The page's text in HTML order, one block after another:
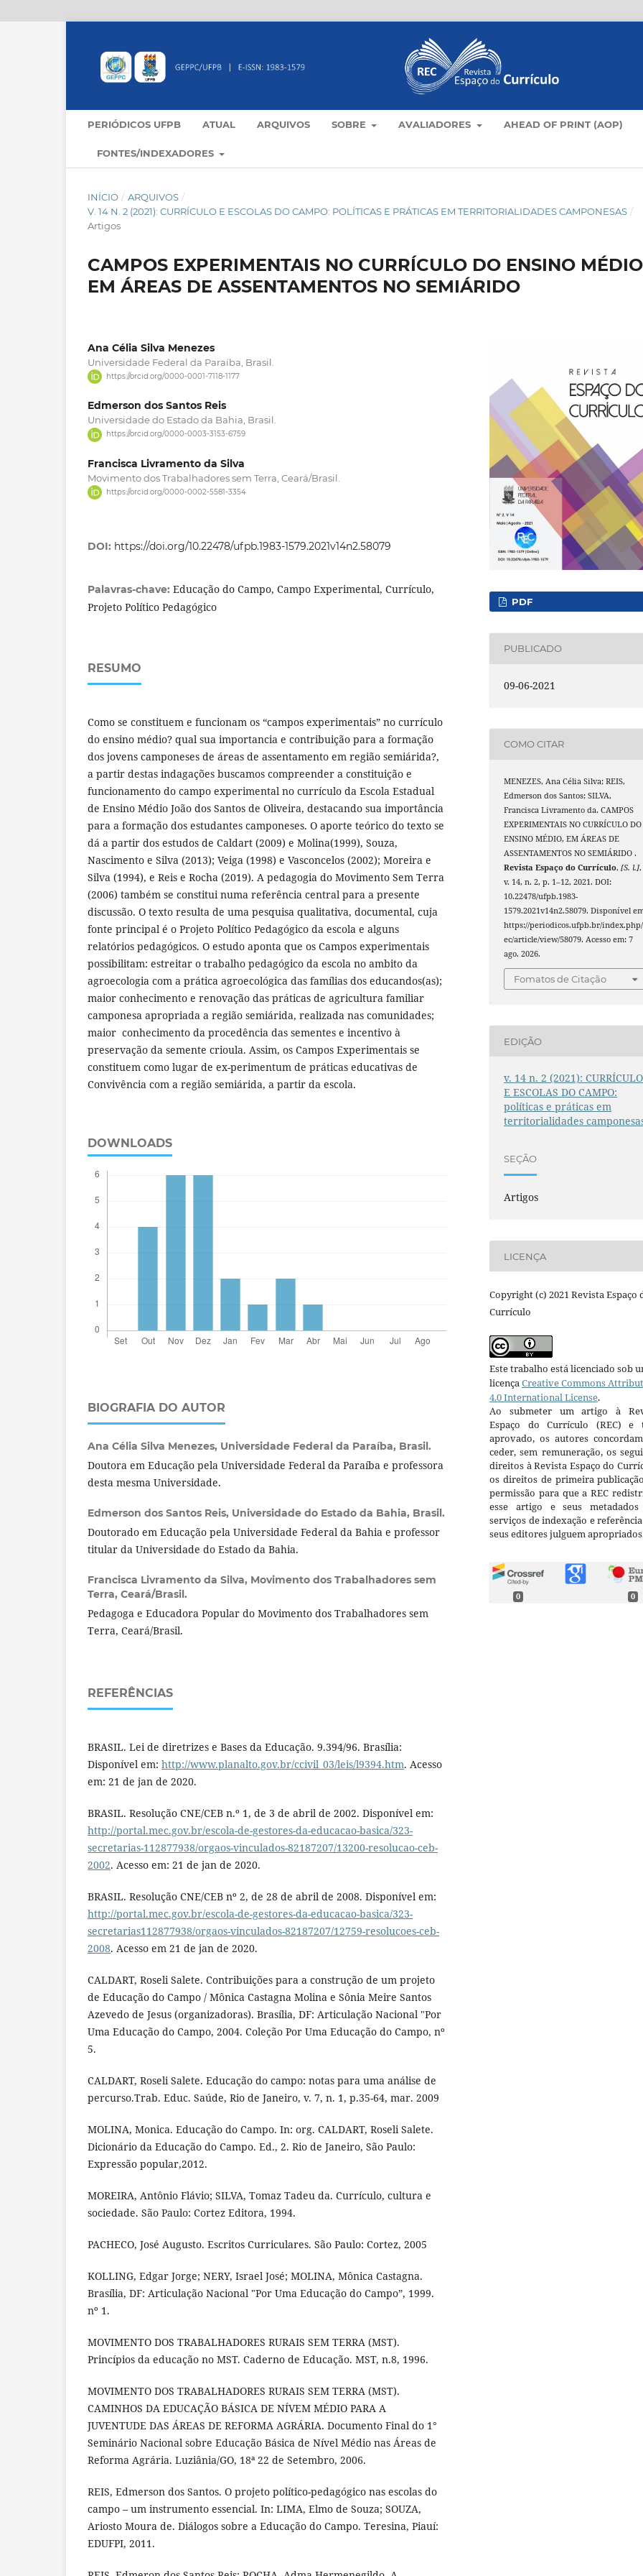
PERIÓDICOS UFPB ATUAL ARQUIVOS SOBRE AVALIADORES AHEAD OF PRINT (AOP)
FONTES/INDEXADORES
INÍCIO / ARQUIVOS /
V. 14 N. 2 (2021): CURRÍCULO E ESCOLAS DO CAMPO: POLÍTICAS E PRÁTICAS EM TERRITORIALIDADES CAMPONESAS /
Artigos
CAMPOS EXPERIMENTAIS NO CURRÍCULO DO ENSINO
EM ÁREAS DE ASSENTAMENTOS NO SEMIÁRIDO
Ana Célia Silva Menezes
Universidade Federal da Paraíba, Brasil.
https://orcid.org/0000-0001-7118-1177
Edmerson dos Santos Reis
Universidade do Estado da Bahia, Brasil.
https://orcid.org/0000-0003-3153-6759
Francisca Livramento da Silva
Movimento dos Trabalhadores sem Terra, Ceará/Brasil.
https://orcid.org/0000-0002-5581-3354
DOI: https://doi.org/10.22478/ufpb.1983-1579.2021v14n2.58079
Palavras-chave: Educação do Campo, Campo Experimental, Currículo,
Projeto Político Pedagógico
RESUMO
Como se constituem e funcionam os “campos experimentais” no currículo
do ensino médio? qual sua importancia e contribuição para a formação
dos jovens camponeses de áreas de assentamento em região semiárida?,
a partir destas indagações buscamos compreender a constituição e
funcionamento do campo experimental no currículo da Escola Estadual
de Ensino Médio João dos Santos de Oliveira, destacando sua importância
para a formação dos estudantes camponeses. O aporte teórico do texto se
dá a partir dos estudos de Caldart (2009) e Molina(1999), Souza,
Nascimento e Silva (2013); Veiga (1998) e Vasconcelos (2002); Moreira e
Silva (1994), e Reis e Rocha (2019). A pedagogia do Movimento Sem Terra
(2006) também se constitui numa referência central para a presente
discussão. O texto resulta de uma pesquisa qualitativa, documental, cuja
fonte principal é o Projeto Político Pedagógico da escola e alguns
relatórios pedagógicos. O estudo aponta que os Campos experimentais
possibilitam: estreitar o trabalho pedagógico da escola no ambito da
agroecologia com a prática agroecológica das famílias dos educandos(as);
maior conhecimento e renovação das práticas de agricultura familiar
camponesa apropriada a região semiárida, realizada nas comunidades;
maior conhecimento da procedência das sementes e incentivo à
preservação da semente crioula. Assim, os Campos Experimentais se
constituem como lugar de ex-perimentum de práticas educativas de
Convivência com a região semiárida, a partir da escola.
DOWNLOADS
BIOGRAFIA DO AUTOR
Ana Célia Silva Menezes, Universidade Federal da Paraíba, Brasil.
Doutora em Educação pela Universidade Federal da Paraíba e professora
desta mesma Universidade.
Edmerson dos Santos Reis, Universidade do Estado da Bahia, Brasil.
Doutorado em Educação pela Universidade Federal da Bahia e professor
titular da Universidade do Estado da Bahia.
Francisca Livramento da Silva, Movimento dos Trabalhadores sem
Terra, Ceará/Brasil.
Pedagoga e Educadora Popular do Movimento dos Trabalhadores sem
Terra, Ceará/Brasil.
REFERÊNCIAS
BRASIL. Lei de diretrizes e Bases da Educação. 9.394/96. Brasília:
Disponível em: http://www.planalto.gov.br/ccivil_03/leis/l9394.htm. Acesso
em: 21 de jan de 2020.
BRASIL. Resolução CNE/CEB n.º 1, de 3 de abril de 2002. Disponível em:
http://portal.mec.gov.br/escola-de-gestores-da-educacao-basica/323-
secretarias-112877938/orgaos-vinculados-82187207/13200-resolucao-ceb-
2002. Acesso em: 21 de jan de 2020.
BRASIL. Resolução CNE/CEB nº 2, de 28 de abril de 2008. Disponível em:
http://portal.mec.gov.br/escola-de-gestores-da-educacao-basica/323-
secretarias112877938/orgaos-vinculados-82187207/12759-resolucoes-ceb-
2008. Acesso em 21 de jan de 2020.
CALDART, Roseli Salete. Contribuições para a construção de um projeto
de Educação do Campo / Mônica Castagna Molina e Sônia Meire Santos
Azevedo de Jesus (organizadoras). Brasília, DF: Articulação Nacional "Por
Uma Educação do Campo, 2004. Coleção Por Uma Educação do Campo, nº
5.
CALDART, Roseli Salete. Educação do campo: notas para uma análise de
percurso.Trab. Educ. Saúde, Rio de Janeiro, v. 7, n. 1, p.35-64, mar. 2009
MOLINA, Monica. Educação do Campo. In: org. CALDART, Roseli Salete.
Dicionário da Educação do Campo. Ed., 2. Rio de Janeiro, São Paulo:
Expressão popular,2012.
MOREIRA, Antônio Flávio; SILVA, Tomaz Tadeu da. Currículo, cultura e
sociedade. São Paulo: Cortez Editora, 1994.
PACHECO, José Augusto. Escritos Curriculares. São Paulo: Cortez, 2005
KOLLING, Edgar Jorge; NERY, Israel José; MOLINA, Mônica Castagna.
Brasília, DF: Articulação Nacional "Por Uma Educação do Campo”, 1999.
nº 1.
MOVIMENTO DOS TRABALHADORES RURAIS SEM TERRA (MST).
Princípios da educação no MST. Caderno de Educação. MST, n.8, 1996.
MOVIMENTO DOS TRABALHADORES RURAIS SEM TERRA (MST).
CAMINHOS DA EDUCAÇÃO BÁSICA DE NÍVEM MÉDIO PARA A
JUVENTUDE DAS ÁREAS DE REFORMA AGRÁRIA. Documento Final do 1°
Seminário Nacional sobre Educação Básica de Nível Médio nas Áreas de
Reforma Agrária. Luziânia/GO, 18ª 22 de Setembro, 2006.
REIS, Edmerson dos Santos. O projeto político-pedagógico nas escolas do
campo – um instrumento essencial. In: LIMA, Elmo de Souza; SOUZA,
Ariosto Moura de. Diálogos sobre a Educação do Campo. Teresina, Piauí:
EDUFPI, 2011.
PDF
PUBLICADO
09-06-2021
COMO CITAR
MENEZES, Ana Célia Silva; REIS,
Edmerson dos Santos; SILVA,
Francisca Livramento da. CAMPOS
EXPERIMENTAIS NO CURRÍCULO DO
ENSINO MÉDIO, EM ÁREAS DE
ASSENTAMENTOS NO SEMIÁRIDO .
Revista Espaço do Currículo,[S. l.],
v. 14, n. 2, p. 1–12, 2021. DOI:
10.22478/ufpb.1983-
1579.2021v14n2.58079. Disponível
https://periodicos.ufpb.br/
ec/article/view/58079. Acesso em: 7
ago. 2026.
Fomatos de Citação
EDIÇÃO
v. 14 n. 2 (2021): CURRÍCULO
E ESCOLAS DO CAMPO:
políticas e práticas em
territorialidades
SEÇÃO
Artigos
LICENÇA
Copyright (c) 2021 Revista Espaço
Currículo
Este trabalho está licenciado sob
licença Creative Commons
4.0 International License.
Ao submeter um artigo à
Espaço do Currículo (REC) e
aprovado, os autores
ceder, sem remuneração, os
direitos à Revista Espaço do
os direitos de primeira
permissão para que a REC
esse artigo e seus metadados
serviços de indexação e
seus editores julguem
0 0